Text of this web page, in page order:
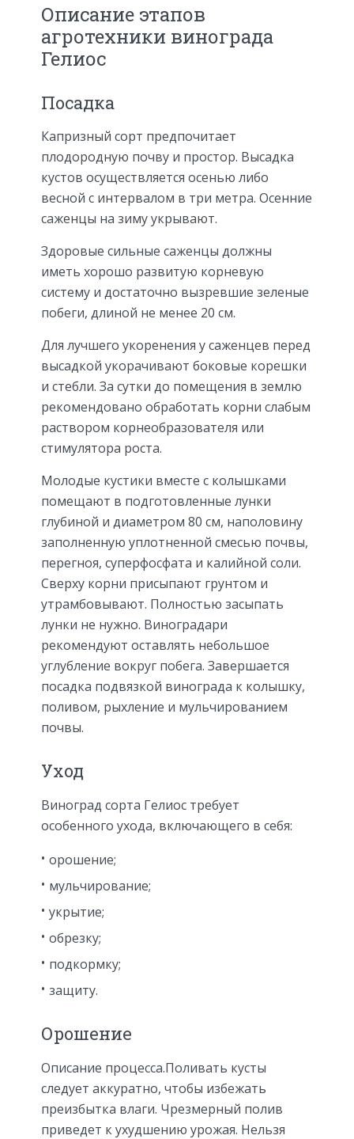
Описание этапов
агротехники винограда
Гелиос
Посадка
Капризный сорт предпочитает
плодородную почву и простор. Высадка
кустов осуществляется осенью либо
весной с интервалом в три метра. Осенние
саженцы на зиму укрывают.
Здоровые сильные саженцы должны
иметь хорошо развитую корневую
систему и достаточно вызревшие зеленые
побеги, длиной не менее 20 см.
Для лучшего укоренения у саженцев перед
высадкой укорачивают боковые корешки
и стебли. За сутки до помещения в землю
рекомендовано обработать корни слабым
раствором корнеобразователя или
стимулятора роста.
Молодые кустики вместе с колышками
помещают в подготовленные лунки
глубиной и диаметром 80 см, наполовину
заполненную уплотненной смесью почвы,
перегноя, суперфосфата и калийной соли.
Сверху корни присыпают грунтом и
утрамбовывают. Полностью засыпать
лунки не нужно. Виноградари
рекомендуют оставлять небольшое
углубление вокруг побега. Завершается
посадка подвязкой винограда к колышку,
поливом, рыхление и мульчированием
почвы.
Уход
Виноград сорта Гелиос требует
особенного ухода, включающего в себя:
орошение;
мульчирование;
укрытие;
обрезку;
подкормку;
защиту.
Орошение
Описание процесса.Поливать кусты
следует аккуратно, чтобы избежать
преизбытка влаги. Чрезмерный полив
приведет к ухудшению урожая. Нельзя